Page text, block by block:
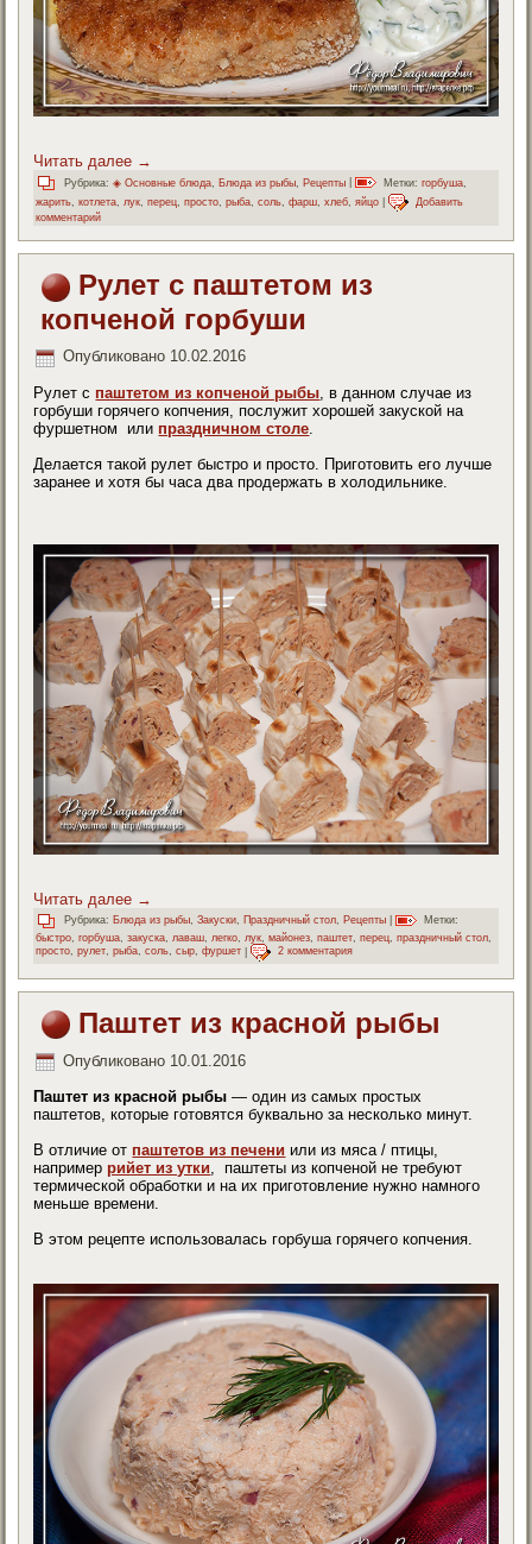
Читать далее →
Рубрика: ◈ Основные блюда Блюда из рыбы Рецепты Метки: горбуша
жарить,котлета,лук,перец,просто,рыба,соль,фарш,хлеб,яйцо |
Добавить
комментарий
Рулет с паштетом из
копченой горбуши
Опубликовано 10.02.2016
Рулет с паштетом из копченой рыбы, в данном случае из
горбуши горячего копчения, послужит хорошей закуской на
фуршетном или праздничном столе.
Делается такой рулет быстро и просто. Приготовить его лучше
заранее и хотя бы часа два продержать в холодильнике.
Читать далее →
Рубрика: Блюда из рыбы ,Закуски Праздничный стол Рецепты
Метки:
быстро ,горбуша ,закуска лаваш легко лук ,майонез ,паштет ,перец ,праздничный стол
просто,рулет,рыба,соль,сыр,фуршет | 2 комментария
Паштет из красной рыбы
Опубликовано 10.01.2016
Паштет из красной рыбы — один из самых простых
паштетов, которые готовятся буквально за несколько минут.
В отличие от паштетов из печени или из мяса / птицы,
напримеррийет из утки, паштеты из копченой не требуют
термической обработки и на их приготовление нужно намного
меньше времени.
В этом рецепте использовалась горбуша горячего копчения.